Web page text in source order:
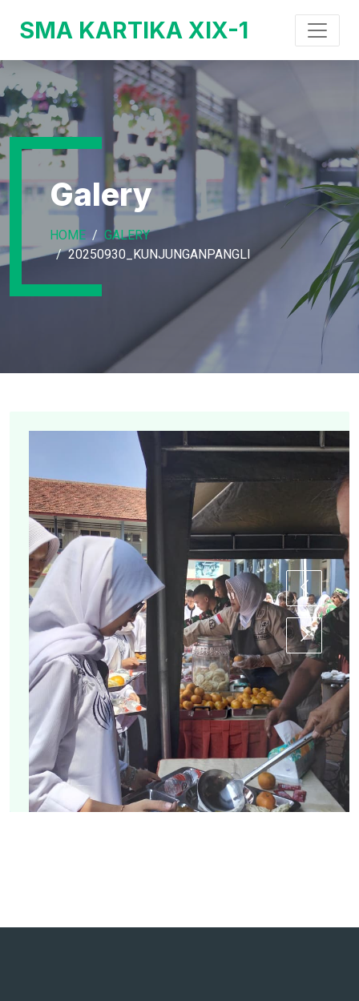
SMA KARTIKA XIX-1
Galery
HOME
GALERY
20250930_KUNJUNGANPANGLI